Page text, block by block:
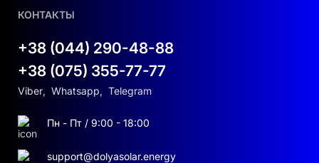
КОНТАКТЫ
+38 (044) 290-48-88
+38 (075) 355-77-77
Viber, Whatsapp, Telegram
Пн - Пт / 9:00 - 18:00
support@dolyasolar.energy